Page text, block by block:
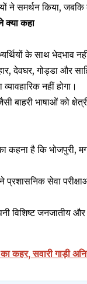
ने समर्थन किया, जबकि
क्या कहा
के साथ भेदभाव
देवघर, गोड्डा और
नहीं होगा।
बाहरी भाषाओं को
कहना है कि भोजपुरी,
प्रशासनिक सेवा
विशिष्ट जनजातीय और
का कहर, सवारी गाड़ी